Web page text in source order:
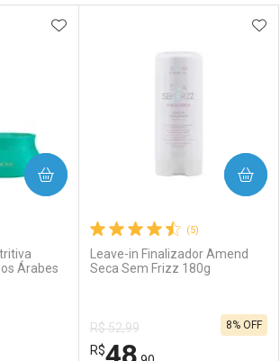
Árabes
ADICIONAR AOS FAVORITOS
(5)
Leave-in Finalizador Amend
Seca Sem Frizz 180g
R$ 52,99
R$
8% OFF
COMPRAR